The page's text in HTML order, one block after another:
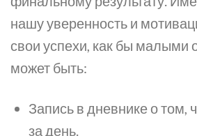
нашу уверенность и
свои успехи, как бы малыми
может быть:
Запись в дневнике о том,
за день.